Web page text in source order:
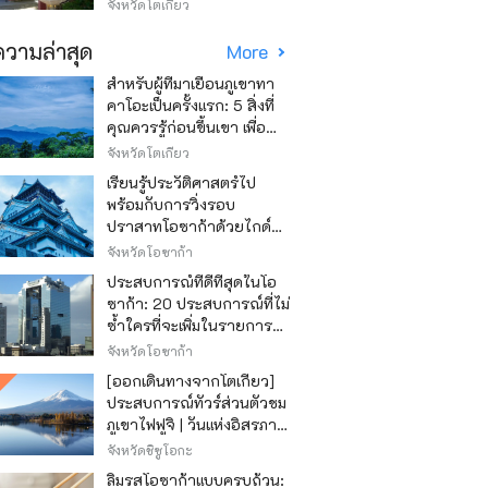
จังหวัดโตเกียว
ามล่าสุด More
สำหรับผู้ที่มาเยือนภูเขาทา
คาโอะเป็นครั้งแรก: 5 สิ่งที่
คุณควรรู้ก่อนขึ้นเขา เพื่อ
ให้การปีนเขาเป็นไปอย่าง
สนุกสนาน
จังหวัดโตเกียว
เรียนรู้ประวัติศาสตร์ไป
พร้อมกับการวิ่งรอบ
ปราสาทโอซาก้าด้วยไกด์
เสียง "วิ่ง วิ่ง เรียนรู้"
จังหวัดโอซาก้า
ประสบการณ์ที่ดีที่สุดในโอ
ซาก้า: 20 ประสบการณ์ที่ไม่
ซ้ำใครที่จะเพิ่มในรายการสิ่ง
ที่อยากทำในการเดินทาง
ของคุณ
จังหวัดโอซาก้า
[ออกเดินทางจากโตเกียว]
ประสบการณ์ทัวร์ส่วนตัวชม
ภูเขาไฟฟูจิ | วันแห่งอิสรภาพ
สุดหรู
จังหวัดชิซูโอกะ
ลิ้มรสโอซาก้าแบบครบถ้วน: